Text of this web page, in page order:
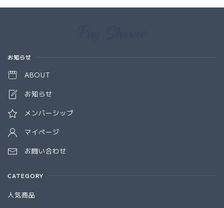
お知らせ
ABOUT
お知らせ
メンバーシップ
マイページ
お問い合わせ
CATEGORY
人気商品